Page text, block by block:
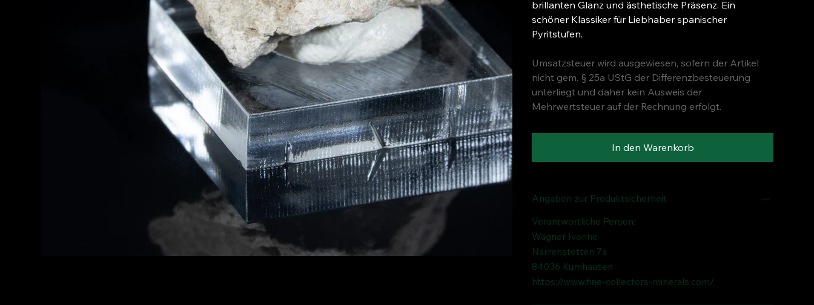
brillanten Glanz und ästhetische Präsenz. Ein
schöner Klassiker für Liebhaber spanischer
Pyritstufen.
Umsatzsteuer wird ausgewiesen, sofern der Artikel
nicht gem. § 25a UStG der Differenzbesteuerung
unterliegt und daher kein Ausweis der
Mehrwertsteuer auf der Rechnung erfolgt.
In den Warenkorb
Angaben zur Produktsicherheit
Verantwortliche Person:
Wagner Ivonne
Narrenstetten 7a
84036 Kumhausen
https://www.fine-collectors-minerals.com/